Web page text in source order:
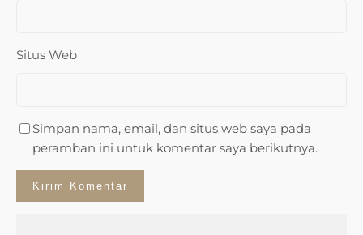
Situs Web
Simpan nama, email, dan situs web saya pada
peramban ini untuk komentar saya berikutnya.